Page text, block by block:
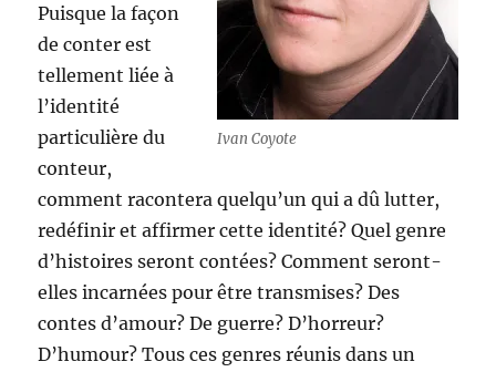
Ivan Coyote
Puisque la façon
de conter est
tellement liée à
l’identité
particulière du
conteur,
comment racontera quelqu’un qui a dû lutter,
redéfinir et affirmer cette identité? Quel genre
d’histoires seront contées? Comment seront-
elles incarnées pour être transmises? Des
contes d’amour? De guerre? D’horreur?
D’humour? Tous ces genres réunis dans un